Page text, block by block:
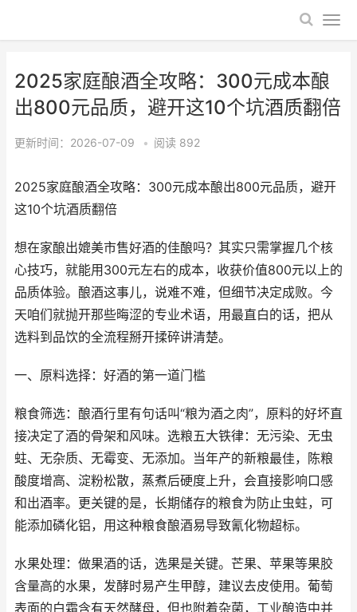
2025家庭酿酒全攻略：300元成本酿
出800元品质，避开这10个坑酒质翻倍
更新时间：2026-07-09 • 阅读 892
2025家庭酿酒全攻略：300元成本酿出800元品质，避开
这10个坑酒质翻倍
想在家酿出媲美市售好酒的佳酿吗？其实只需掌握几个核
心技巧，就能用300元左右的成本，收获价值800元以上的
品质体验。酿酒这事儿，说难不难，但细节决定成败。今
天咱们就抛开那些晦涩的专业术语，用最直白的话，把从
选料到品饮的全流程掰开揉碎讲清楚。
一、原料选择：好酒的第一道门槛
粮食筛选：酿酒行里有句话叫“粮为酒之肉”，原料的好坏直
接决定了酒的骨架和风味。选粮五大铁律：无污染、无虫
蛀、无杂质、无霉变、无添加。当年产的新粮最佳，陈粮
酸度增高、淀粉松散，蒸煮后硬度上升，会直接影响口感
和出酒率。更关键的是，长期储存的粮食为防止虫蛀，可
能添加磷化铝，用这种粮食酿酒易导致氰化物超标。
水果处理：做果酒的话，选果是关键。芒果、苹果等果胶
含量高的水果，发酵时易产生甲醇，建议去皮使用。葡萄
表面的白霜含有天然酵母，但也附着杂菌，工业酿造中并